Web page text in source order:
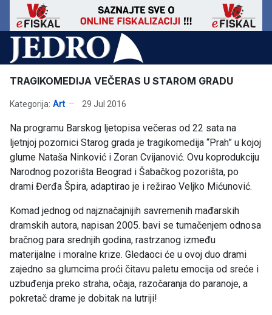
TRAGIKOMEDIJA VEČERAS U STAROM GRADU
Kategorija: Art 29 Jul 2016
Na programu Barskog ljetopisa večeras od 22 sata na
ljetnjoj pozornici Starog grada je tragikomedija “Prah” u kojoj
glume Nataša Ninković i Zoran Cvijanović. Ovu koprodukciju
Narodnog pozorišta Beograd i Šabačkog pozorišta, po
drami Đerđa Špira, adaptirao je i režirao Veljko Mićunović.
Komad jednog od najznačajnijih savremenih mađarskih
dramskih autora, napisan 2005. bavi se tumačenjem odnosa
bračnog para srednjih godina, rastrzanog između
materijalne i moralne krize. Gledaoci će u ovoj duo drami
zajedno sa glumcima proći čitavu paletu emocija od sreće i
uzbuđenja preko straha, očaja, razočaranja do paranoje, a
pokretač drame je dobitak na lutriji!